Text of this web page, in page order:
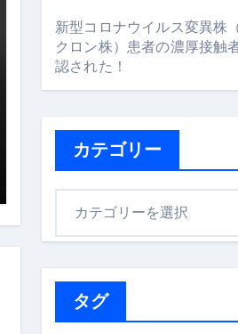
別に失敗しない
ト（高齢者にも）
対策の選び方
足度MAX”で食べるコツ
新型コロナウイルス変異株
クロン株）患者の濃厚接触
認された！
カテゴリー
タグ